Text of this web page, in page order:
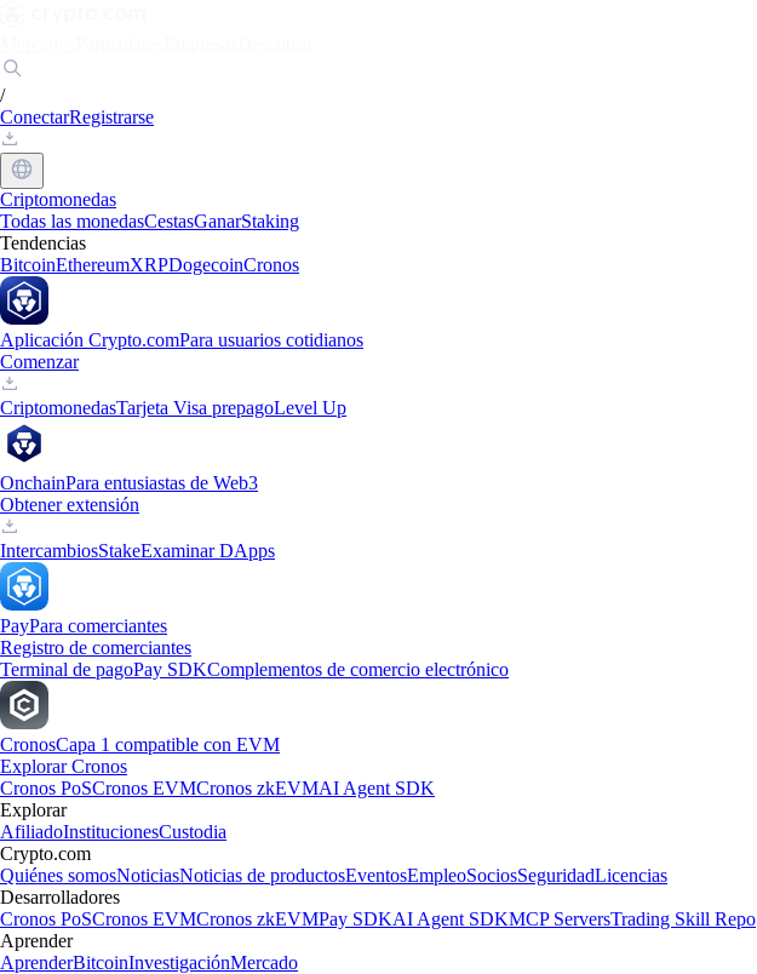
/
ConectarRegistrarse
Criptomonedas
Todas las monedasCestasGanarStaking
Tendencias
BitcoinEthereumXRPDogecoinCronos
Aplicación Crypto.comPara usuarios cotidianos
Comenzar
CriptomonedasTarjeta Visa prepagoLevel Up
OnchainPara entusiastas de Web3
Obtener extensión
IntercambiosStakeExaminar DApps
PayPara comerciantes
Registro de comerciantes
Terminal de pagoPay SDKComplementos de comercio electrónico
CronosCapa 1 compatible con EVM
Explorar Cronos
Cronos PoSCronos EVMCronos zkEVMAI Agent SDK
Explorar
AfiliadoInstitucionesCustodia
Crypto.com
Quiénes somosNoticiasNoticias de productosEventosEmpleoSociosSeguridadLicencias
Desarrolladores
Cronos PoSCronos EVMCronos zkEVMPay SDKAI Agent SDKMCP ServersTrading Skill Repo
Aprender
AprenderBitcoinInvestigaciónMercado